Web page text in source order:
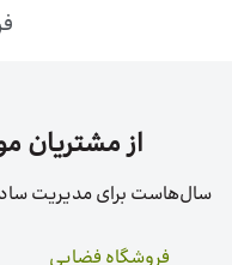
از مشتریان
سال‌هاست برای مدیریت
فروشگاه فضایی